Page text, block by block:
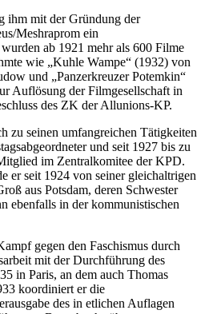
ihm mit der Gründung der
Meshraprom ein
ab 1921 mehr als 600 Filme
wie „Kuhle Wampe“ (1932) von
und „Panzerkreuzer Potemkin“
Auflösung der Filmgesellschaft in
des ZK der Allunions-KP.
zu seinen umfangreichen Tätigkeiten
und seit 1927 bis zu
im Zentralkomitee der KPD.
er seit 1924 von seiner gleichaltrigen
aus Potsdam, deren Schwester
ebenfalls in der kommunistischen
gegen den Faschismus durch
mit der Durchführung des
in Paris, an dem auch Thomas
koordiniert er die
des in etlichen Auflagen